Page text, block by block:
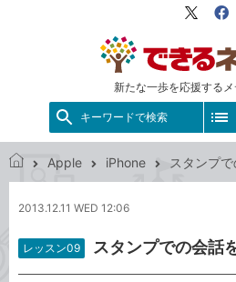
新たな一歩を応援する
X（旧
キーワードで検索
る
ッ
ト
Apple iPhone スタンプ
2013.12.11 WED 12:06
レッスン09 スタンプでの会話